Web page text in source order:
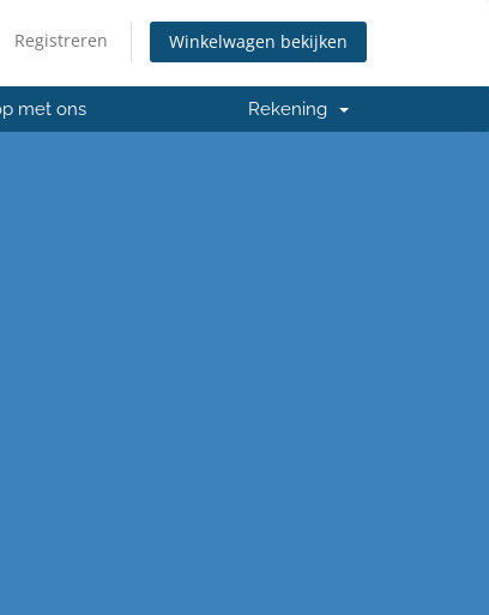
Registreren Winkelwagen bekijken
met ons Rekening